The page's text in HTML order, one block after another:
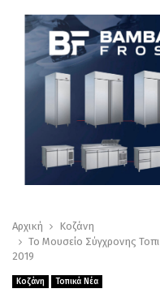
Αρχική
Κοζάνη
Το Μουσείο Σύγχρονης
2019
Κοζάνη Τοπικά Νέα